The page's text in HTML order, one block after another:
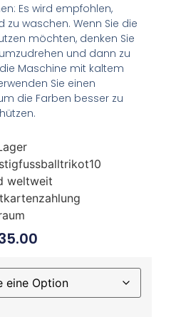
Es wird empfohlen,
zu waschen. Wenn Sie die
möchten, denken Sie
und dann zu
Maschine mit kaltem
Sie einen
die Farben besser zu
weltweit